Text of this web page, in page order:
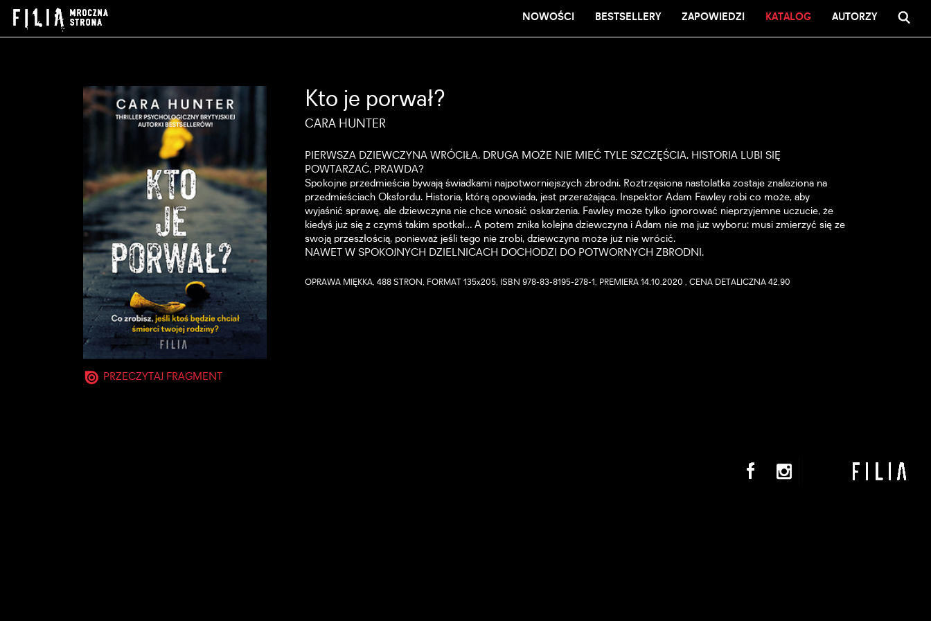
NOWOŚCI BESTSELLERY ZAPOWIEDZI KATALOG AUTORZY
PRZECZYTAJ FRAGMENT
Kto je porwał?
CARA HUNTER
PIERWSZA DZIEWCZYNA WRÓCIŁA. DRUGA MOŻE NIE MIEĆ TYLE SZCZĘŚCIA. HISTORIA LUBI SIĘ
POWTARZAĆ, PRAWDA?
Spokojne przedmieścia bywają świadkami najpotworniejszych zbrodni. Roztrzęsiona nastolatka zostaje znaleziona na
przedmieściach Oksfordu. Historia, którą opowiada, jest przerażająca. Inspektor Adam Fawley robi co może, aby
wyjaśnić sprawę, ale dziewczyna nie chce wnosić oskarżenia. Fawley może tylko ignorować nieprzyjemne uczucie, że
kiedyś już się z czymś takim spotkał… A potem znika kolejna dziewczyna i Adam nie ma już wyboru: musi zmierzyć się ze
swoją przeszłością, ponieważ jeśli tego nie zrobi, dziewczyna może już nie wrócić.
NAWET W SPOKOJNYCH DZIELNICACH DOCHODZI DO POTWORNYCH ZBRODNI.
OPRAWA MIĘKKA, 488 STRON, FORMAT 135x205, ISBN 978-83-8195-278-1, PREMIERA 14.10.2020 , CENA DETALICZNA 42,90